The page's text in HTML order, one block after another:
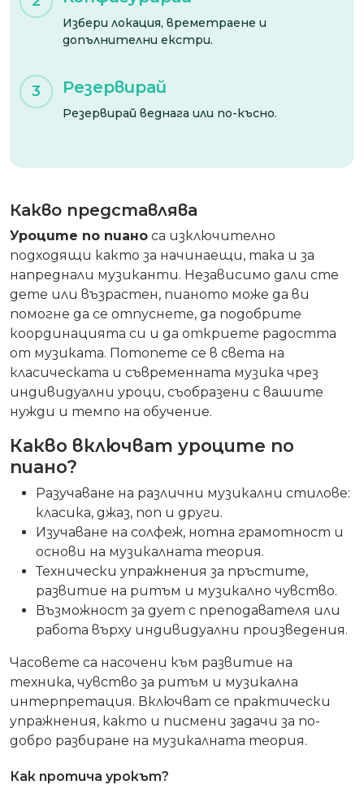
Избери локация, времетраене и
допълнителни екстри.
3 Резервирай
Резервирай веднага или по-късно.
Какво представлява
Уроците по пиано са изключително
подходящи както за начинаещи, така и за
напреднали музиканти. Независимо дали сте
дете или възрастен, пианото може да ви
помогне да се отпуснете, да подобрите
координацията си и да откриете радостта
от музиката. Потопете се в света на
класическата и съвременната музика чрез
индивидуални уроци, съобразени с вашите
нужди и темпо на обучение.
Какво включват уроците по
пиано?
Разучаване на различни музикални стилове:
класика, джаз, поп и други.
Изучаване на солфеж, нотна грамотност и
основи на музикалната теория.
Технически упражнения за пръстите,
развитие на ритъм и музикално чувство.
Възможност за дует с преподавателя или
работа върху индивидуални произведения.
Часовете са насочени към развитие на
техника, чувство за ритъм и музикална
интерпретация. Включват се практически
упражнения, както и писмени задачи за по-
добро разбиране на музикалната теория.
Как протича урокът?